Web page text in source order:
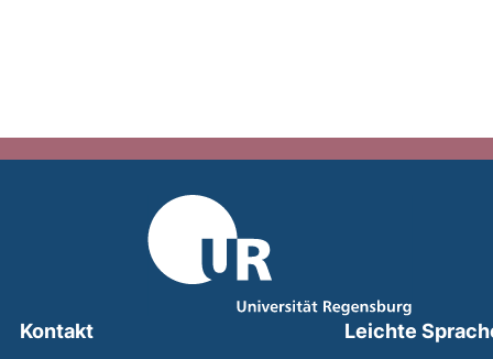
Kontakt
Leichte